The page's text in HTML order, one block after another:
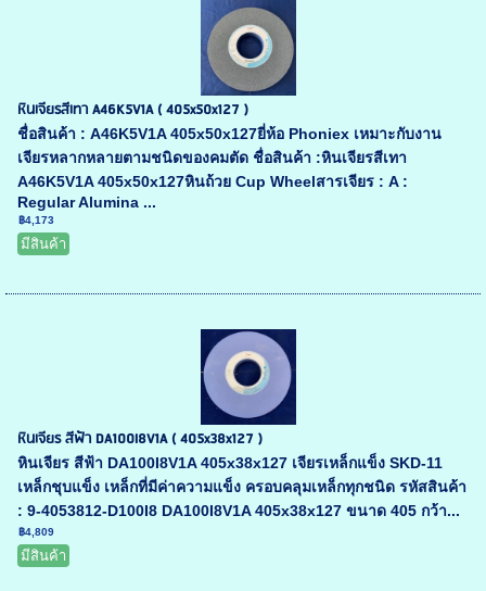
หินเจียรสีเทา A46K5V1A ( 405x50x127 )
ชื่อสินค้า : A46K5V1A 405x50x127ยี่ห้อ Phoniex เหมาะกับงาน
เจียรหลากหลายตามชนิดของคมตัด ชื่อสินค้า :หินเจียรสีเทา
A46K5V1A 405x50x127หินถ้วย Cup Wheelสารเจียร : A :
Regular Alumina ...
฿4,173
มีสินค้า
หินเจียร สีฟ้า DA100I8V1A ( 405x38x127 )
หินเจียร สีฟ้า DA100I8V1A 405x38x127 เจียรเหล็กแข็ง SKD-11
เหล็กชุบแข็ง เหล็กที่มีค่าความแข็ง ครอบคลุมเหล็กทุกชนิด รหัสสินค้า
: 9-4053812-D100I8 DA100I8V1A 405x38x127 ขนาด 405 กว้า...
฿4,809
มีสินค้า